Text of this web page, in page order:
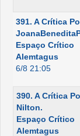
391. A Crítica
Espaço Crítico
Alemtagus
6/8 21:05
390. A Crítica
Nilton.
Espaço Crítico
Alemtagus